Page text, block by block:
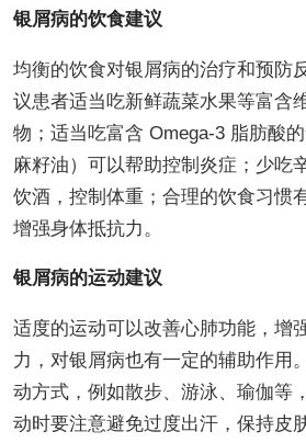
银屑病的饮食建议
均衡的饮食对银屑病的治疗和预防
议患者适当吃新鲜蔬菜水果等富含
物；适当吃富含 Omega-3 脂肪酸
麻籽油）可以帮助控制炎症；少吃
饮酒，控制体重；合理的饮食习惯
增强身体抵抗力。
银屑病的运动建议
适度的运动可以改善心肺功能，增
力，对银屑病也有一定的辅助作用
动方式，例如散步、游泳、瑜伽等
动时要注意避免过度出汗，保持皮